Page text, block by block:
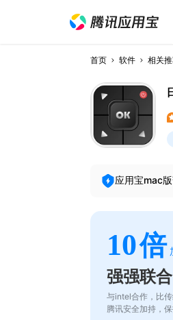
首页 软件 相关
应用宝mac
10倍
强强联
与intel合作，比
腾讯安全加持，